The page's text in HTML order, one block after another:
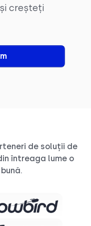
creșteți
de soluții de
întreaga lume o